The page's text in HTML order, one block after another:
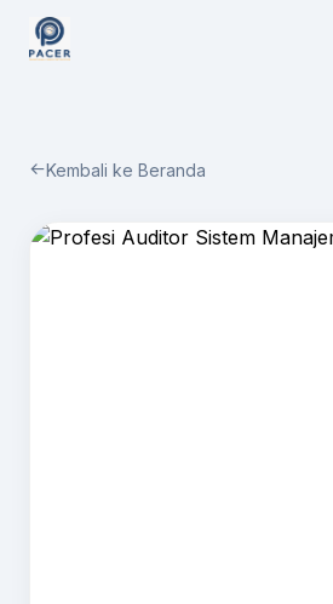
Kembali ke Beranda